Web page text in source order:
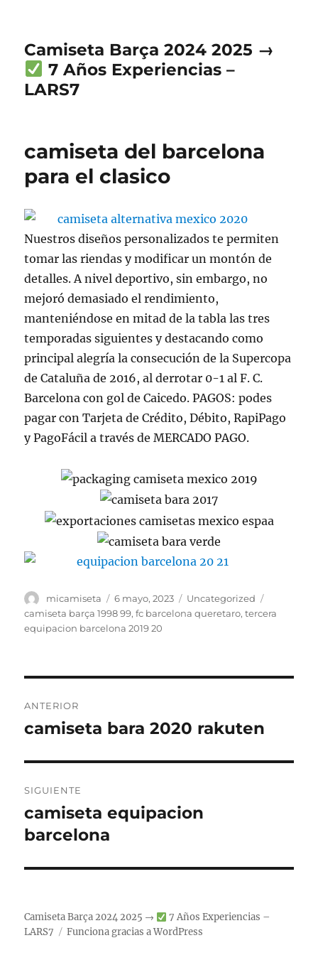
Camiseta Barça 2024 2025 →
7 Años Experiencias –
LARS7
camiseta del barcelona
para el clasico
Nuestros diseños personalizados te permiten
tomar las riendas y modificar un montón de
detalles. A nivel deportivo, sin embargo, no
mejoró demasiado el rendimiento,
manteniéndose en mitad de la tabla las tres
temporadas siguientes y destacando como
principal alegría la consecución de la Supercopa
de Cataluña de 2016, al derrotar 0-1 al F. C.
Barcelona con gol de Caicedo. PAGOS: podes
pagar con Tarjeta de Crédito, Débito, RapiPago
y PagoFácil a través de MERCADO PAGO.
Autor
micamiseta
Publicado
el
6 mayo, 2023 Categorías
Uncategorized
camiseta barça 1998 99,fc barcelona queretaro,tercera
equipacion barcelona 2019 20
de
ANTERIOR
Entrada
camiseta bara 2020 rakuten
SIGUIENTE
Entrada
siguiente:
camiseta equipacion
barcelona
Camiseta Barça 2024 2025 →
7 Años Experiencias –
LARS7
Funciona gracias a WordPress